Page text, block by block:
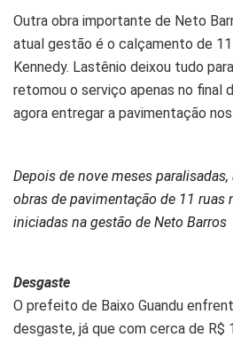
Outra obra importante de Neto
atual gestão é o calçamento de 11
Kennedy. Lastênio deixou tudo
retomou o serviço apenas no final
agora entregar a pavimentação
Depois de nove meses
obras de pavimentação de 11 ruas
iniciadas na gestão de Neto Barros
Desgaste
O prefeito de Baixo Guandu
desgaste, já que com cerca de R$